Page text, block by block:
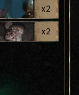
x2
x2